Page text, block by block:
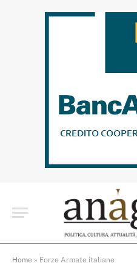
Home » Forze Armate italiane